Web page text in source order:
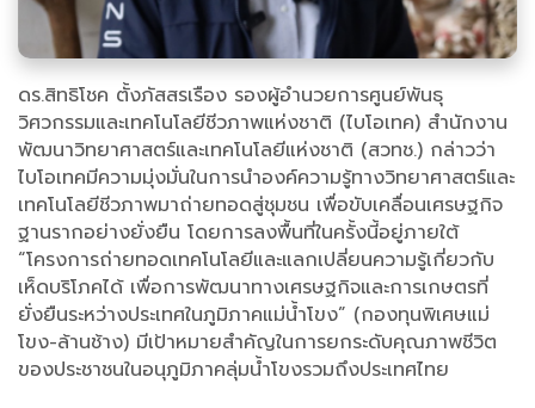
ดร.สิทธิโชค ตั้งภัสสรเรือง รองผู้อำนวยการศูนย์พันธุ
วิศวกรรมและเทคโนโลยีชีวภาพแห่งชาติ (ไบโอเทค) สำนักงาน
พัฒนาวิทยาศาสตร์และเทคโนโลยีแห่งชาติ (สวทช.) กล่าวว่า
ไบโอเทคมีความมุ่งมั่นในการนำองค์ความรู้ทางวิทยาศาสตร์และ
เทคโนโลยีชีวภาพมาถ่ายทอดสู่ชุมชน เพื่อขับเคลื่อนเศรษฐกิจ
ฐานรากอย่างยั่งยืน โดยการลงพื้นที่ในครั้งนี้อยู่ภายใต้
“โครงการถ่ายทอดเทคโนโลยีและแลกเปลี่ยนความรู้เกี่ยวกับ
เห็ดบริโภคได้ เพื่อการพัฒนาทางเศรษฐกิจและการเกษตรที่
ยั่งยืนระหว่างประเทศในภูมิภาคแม่น้ำโขง” (กองทุนพิเศษแม่
โขง-ล้านช้าง) มีเป้าหมายสำคัญในการยกระดับคุณภาพชีวิต
ของประชาชนในอนุภูมิภาคลุ่มน้ำโขงรวมถึงประเทศไทย